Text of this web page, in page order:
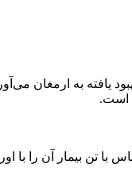
دارد گوشی‌لیتمن کلاسیک 3 با دیافراگم دو طرفه
است.
تن بیمار آن را با